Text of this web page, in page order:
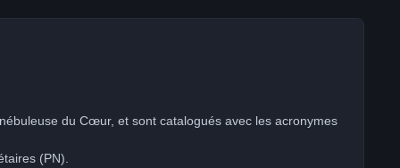
du Cœur, et sont catalogués avec les acronymes
(PN).